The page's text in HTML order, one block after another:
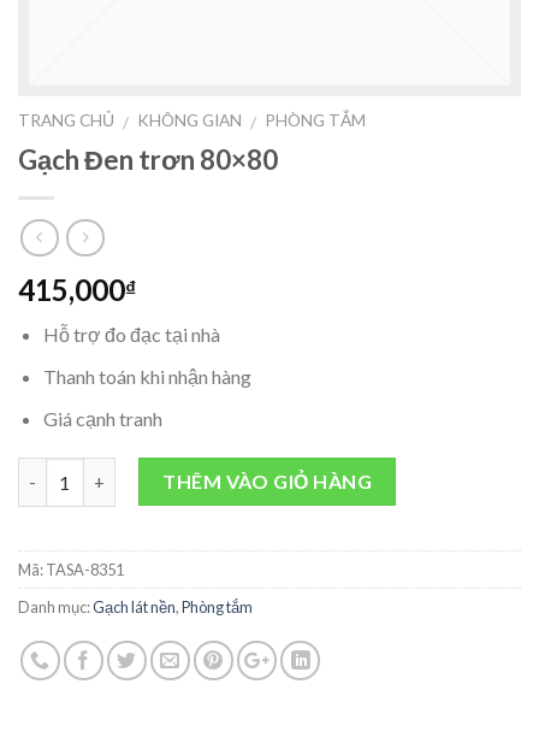
TRANG CHỦ / KHÔNG GIAN / PHÒNG TẮM
Gạch Đen trơn 80×80
415,000₫
Hỗ trợ đo đạc tại nhà
Thanh toán khi nhận hàng
Giá cạnh tranh
THÊM VÀO GIỎ HÀNG
Mã:TASA-8351
Danh mục:Gạch lát nền,Phòng tắm